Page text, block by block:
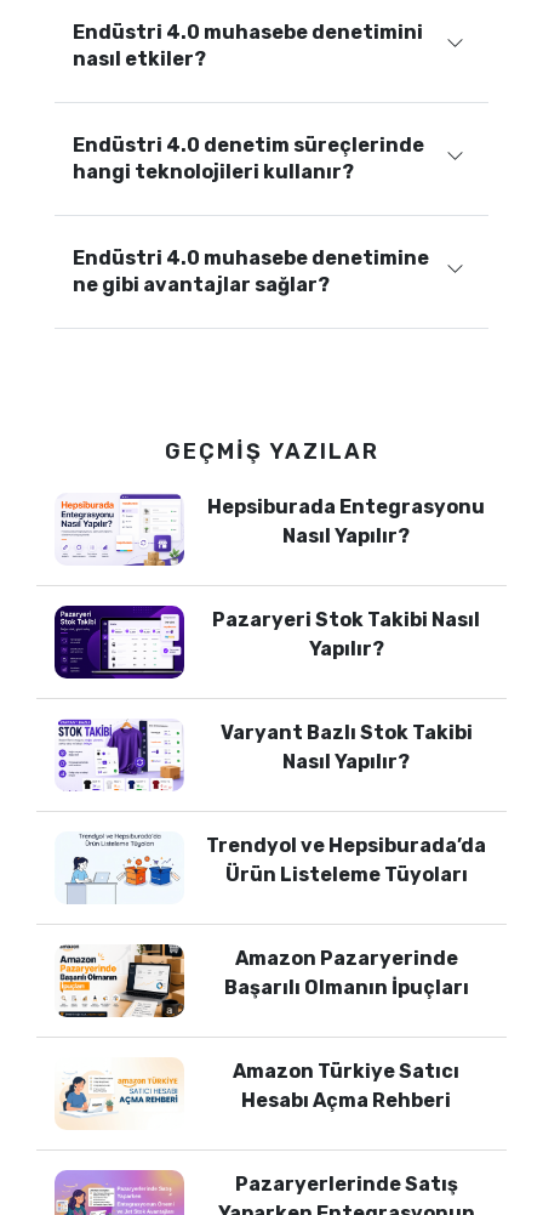
Endüstri 4.0 muhasebe denetimini
nasıl etkiler?
Endüstri 4.0 denetim süreçlerinde
hangi teknolojileri kullanır?
Endüstri 4.0 muhasebe denetimine
ne gibi avantajlar sağlar?
GEÇMIŞ YAZILAR
Hepsiburada Entegrasyonu
Nasıl Yapılır?
Pazaryeri Stok Takibi Nasıl
Yapılır?
Varyant Bazlı Stok Takibi
Nasıl Yapılır?
Trendyol ve Hepsiburada’da
Ürün Listeleme Tüyoları
Amazon Pazaryerinde
Başarılı Olmanın İpuçları
Amazon Türkiye Satıcı
Hesabı Açma Rehberi
Pazaryerlerinde Satış